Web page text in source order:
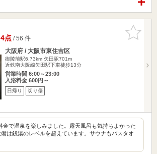
お気に入
りに追加
点/ 56 件
大阪府 / 大阪市東住吉区
御陵前駅6.73km 矢田駅701m
近鉄南大阪線矢田駅下車徒歩13分
営業時間 6:00～23:00
入浴料金 600円～
日帰り 切り傷
金で温泉を楽しみました。露天風呂も気持ちよかった
は銭湯のレベルを超えています。サウナもバスタオ